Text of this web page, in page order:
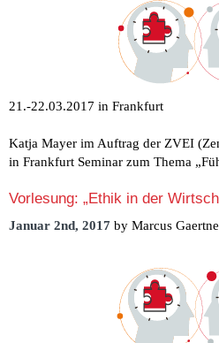
21.-22.03.2017 in Frankfurt
Katja Mayer im Auftrag der ZVEI
in Frankfurt Seminar zum Thema
Vorlesung: „Ethik in der
Januar 2nd, 2017 by Marcus